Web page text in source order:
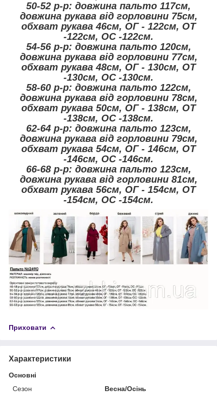
50-52 р-р: довжина пальто 117см,
довжина рукава від горловини 75см,
обхват рукава 46см, ОГ - 122см, ОТ
-122см, OC -122см.
54-56 р-р: довжина пальто 120см,
довжина рукава від горловини 77см,
обхват рукава 48см, ОГ - 130см, ОТ
-130см, OC -130см.
58-60 р-р: довжина пальто 122см,
довжина рукава від горловини 78см,
обхват рукава 50см, ОГ - 138см, ОТ
-138см, OC -138см.
62-64 р-р: довжина пальто 123см,
довжина рукава від горловини 79см,
обхват рукава 54см, ОГ - 146см, ОТ
-146см, OC -146см.
66-68 р-р: довжина пальто 123см,
довжина рукава від горловини 81см,
обхват рукава 56см, ОГ - 154см, ОТ
-154см, OC -154см.
Приховати
Характеристики
Основні
Сезон
Весна/Осінь